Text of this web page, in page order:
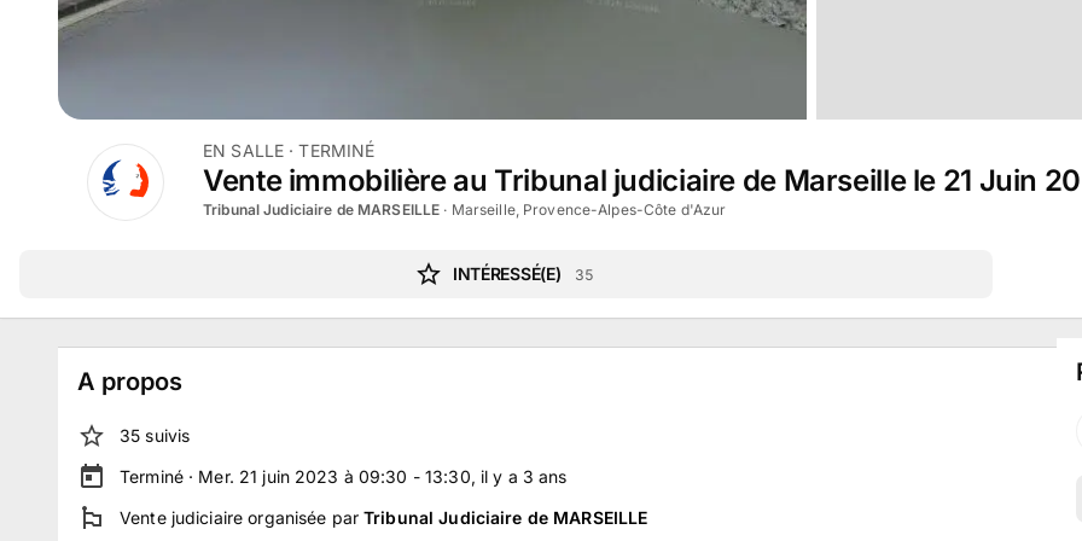
EN SALLE · TERMINÉ
Vente immobilière au Tribunal judiciaire de Marseille le 21 Juin
Tribunal Judiciaire de MARSEILLE · Marseille, Provence-Alpes-Côte d'Azur
INTÉRESSÉ(E) 35
A propos
35 suivis
Terminé · Mer. 21 juin 2023 à 09:30 - 13:30, il y a 3 ans
Vente judiciaire organisée parTribunal Judiciaire de MARSEILLE